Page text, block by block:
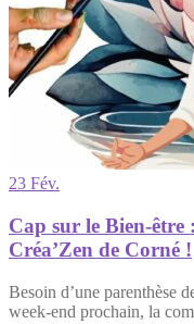
23 Fév.
Cap sur le Bien-être
Créa’Zen de Corné !
Besoin d’une parenthèse
week-end prochain, la